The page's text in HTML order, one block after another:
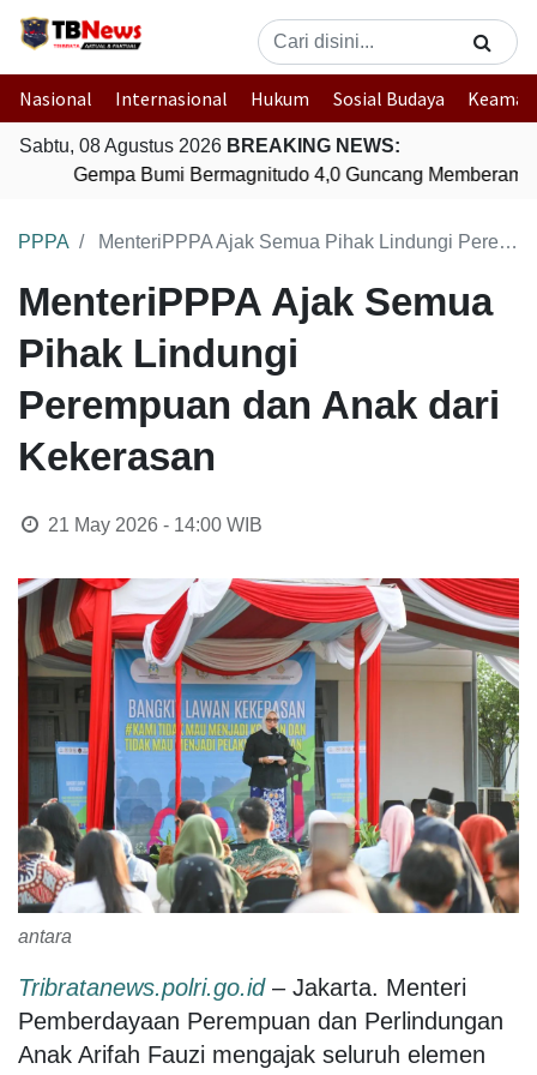
Nasional Internasional Hukum Sosial Budaya
Sabtu, 08 Agustus 2026 BREAKING NEWS:
Gempa Bumi Bermagnitudo 4,0 Guncang Memberamo
PPPA MenteriPPPA Ajak Semua Pihak Lindungi Perempuan dan Anak dari Kekerasan
MenteriPPPA Ajak Semua
Pihak Lindungi
Perempuan dan Anak dari
Kekerasan
21 May 2026 - 14:00WIB
antara
Tribratanews.polri.go.id – Jakarta. Menteri
Pemberdayaan Perempuan dan Perlindungan
Anak Arifah Fauzi mengajak seluruh elemen